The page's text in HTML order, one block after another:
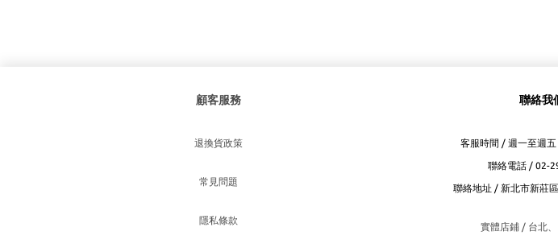
顧客服務
退換貨政策
常見問題
隱私條款
聯絡我
客服時間 / 週一至週
聯絡電話 / 02-
聯絡地址 / 新北市新莊
實體店鋪 / 台北、